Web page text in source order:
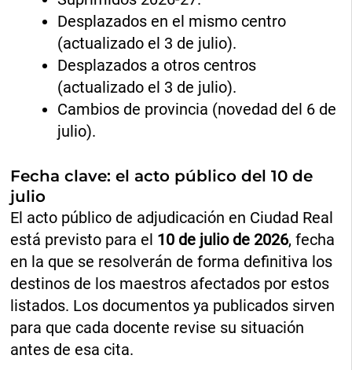
Desplazados en el mismo centro
(actualizado el 3 de julio).
Desplazados a otros centros
(actualizado el 3 de julio).
Cambios de provincia (novedad del 6 de
julio).
Fecha clave: el acto público del 10 de
julio
El acto público de adjudicación en Ciudad Real
está previsto para el 10 de julio de 2026, fecha
en la que se resolverán de forma definitiva los
destinos de los maestros afectados por estos
listados. Los documentos ya publicados sirven
para que cada docente revise su situación
antes de esa cita.